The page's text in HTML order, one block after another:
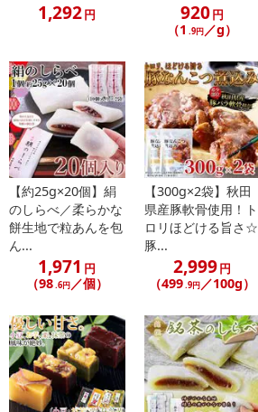
・賞味期限：製造日より約365日
・原産国（最終加工地）：羅臼
・原材料/材質/素材：
■品名：開きホッケ
■原材料名：真ホッケ、食塩
■原料原産地名：北海道知床羅臼産
・アレルギー表示：なし
・お召し上がり方：加熱してください
・その他商品仕様：
【栄養成分表示】（100gあたり）
熱量 151kcal
たんぱく質 17.5g
脂質 9.0g
炭水化物 0.0g
食塩相当量 1.3g
（この表示値は、目安です。）
・注意事項：加熱してください
1,292円 920円
（1 .9円／g）
【約25g×20個】絹
のしらべ／柔らかな
餅生地で粒あんを包
ん...
1,971 円
（98.6円／個）
【300g×2袋】秋田
県産豚軟骨使用！ト
ロリほどける旨さ☆
豚...
2,999円
（499.9円／100g）